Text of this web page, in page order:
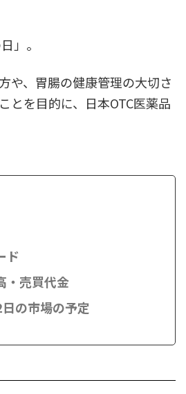
」。
や、胃腸の健康管理の大切さ
とを目的に、日本OTC医薬品
ド
・売買代金
の市場の予定